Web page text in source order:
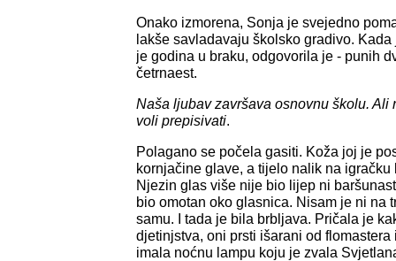
Onako izmorena, Sonja je svejedno
lakše savladavaju školsko gradivo.
je godina u braku, odgovorila je - punih
četrnaest.
Naša ljubav završava osnovnu školu. Ali
voli prepisivati.
Polagano se počela gasiti. Koža joj je
kornjačine glave, a tijelo nalik na
Njezin glas više nije bio lijep ni
bio omotan oko glasnica. Nisam je ni na
samu. I tada je bila brbljava. Pričala je
djetinjstva, oni prsti išarani od
imala noćnu lampu koju je zvala